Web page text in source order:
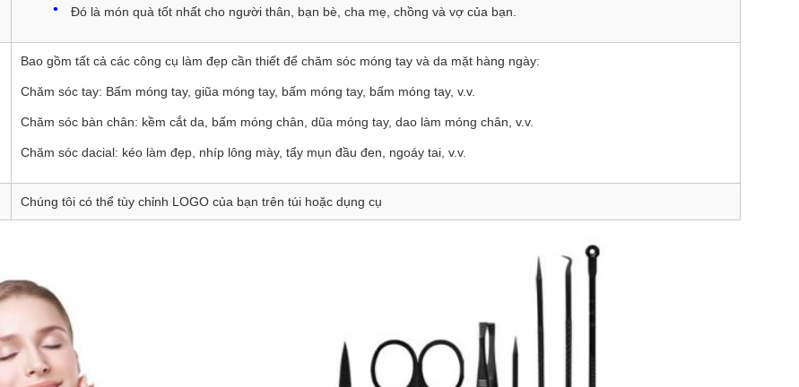
Đó là món quà tốt nhất cho người thân, bạn bè, cha mẹ, chồng và vợ của bạn.
Bao gồm tất cả các công cụ làm đẹp cần thiết để chăm sóc móng tay và da mặt hàng ngày:
Chăm sóc tay: Bấm móng tay, giũa móng tay, bấm móng tay, bấm móng tay, v.v.
Chăm sóc bàn chân: kềm cắt da, bấm móng chân, dũa móng tay, dao làm móng chân, v.v.
Chăm sóc dacial: kéo làm đẹp, nhíp lông mày, tẩy mụn đầu đen, ngoáy tai, v.v.
Chúng tôi có thể tùy chỉnh LOGO của bạn trên túi hoặc dụng cụ